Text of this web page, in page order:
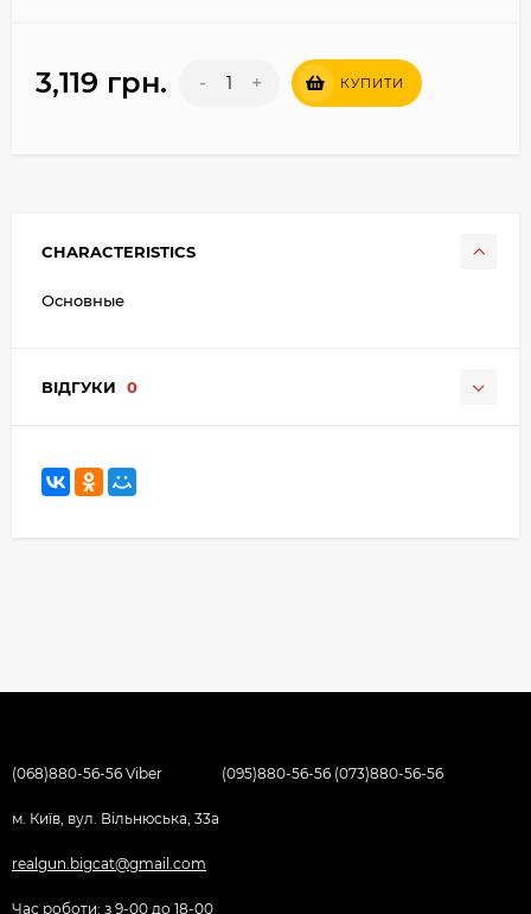
3,119 грн. - + КУПИТИ
CHARACTERISTICS
Основные
ВІДГУКИ 0
(068)880-56-56 Viber (095)880-56-56 (073)880-56-56
м. Київ, вул. Вільнюська, 33а
realgun.bigcat@gmail.com
Час роботи: з 9-00 до 18-00